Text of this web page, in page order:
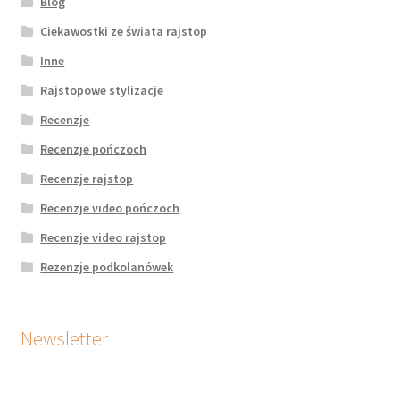
Ciekawostki ze świata rajstop
Inne
Rajstopowe stylizacje
Recenzje
Recenzje pończoch
Recenzje rajstop
Recenzje video pończoch
Recenzje video rajstop
Rezenzje podkolanówek
Newsletter